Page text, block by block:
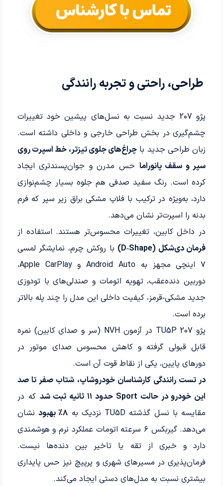
طراحی، راحتی و تجربه رانندگی
پژو 207 جدید نسبت به نسل‌های پیشین خود تغییرات
چشم‌گیری در بخش طراحی خارجی و داخلی داشته است.
زبان طراحی جدید با چراغ‌های جلوی تیزتر، خط اسپرت روی
سپر و سقف پانوراما حس مدرن و جوان‌پسندتری ایجاد
کرده است. رنگ سفید صدفی هم جلوه بسیار چشم‌نوازی
دارد، به‌ویژه در ترکیب با فلاپ مشکی براق زیر سپر که فرم
بدنه را اسپرت‌تر نشان می‌دهد.
در داخل کابین، تغییرات محسوس‌تر هستند. استفاده از
فرمان دی‌شکل (D‑Shape)
با روکش چرم، نمایشگر لمسی
۷ اینچی مجهز به Android Auto و Apple CarPlay،
دوربین دنده‌عقب، تهویه اتومات و صندلی‌های با تودوزی
جدید مشکی‑قرمز، کیفیت داخلی این مدل را چند پله بالاتر
برده است.
پژو 207 TU5P در آزمون NVH (سر و صدای کابین) نمره
قابل قبولی گرفته و کاهش محسوس صدای موتور در
دورهای پایین، یکی از نقاط قوت آن است.
در تست رانندگی کارشناسان خودروشاپ، شتاب صفر تا صد
این خودرو در حالت Sport حدود ۱۱ ثانیه ثبت شد
که در
مقایسه با نسل گذشته TU5D نزدیک به
۸٪ بهبود
نشان
می‌دهد. گیربکس ۶ سرعته اتومات عملکرد نرم و هوشمندی
دارد و خبری از تقه یا تاخیر بین دنده‌ها نیست.
فرمان‌پذیری در مسیرهای شهری و پرپیچ نیز حس پایداری
بیشتری نسبت به مدل‌های دستی ایجاد می‌کند.